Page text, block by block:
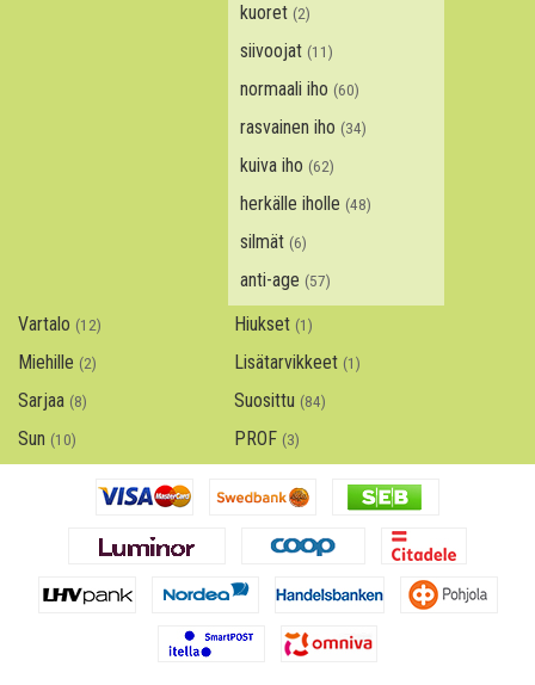
kuoret (2)
siivoojat (11)
normaali iho (60)
rasvainen iho (34)
kuiva iho (62)
herkälle iholle (48)
silmät (6)
anti-age (57)
Vartalo (12) Hiukset (1)
Miehille (2) Lisätarvikkeet (1)
Sarjaa (8) Suosittu (84)
Sun (10) PROF (3)